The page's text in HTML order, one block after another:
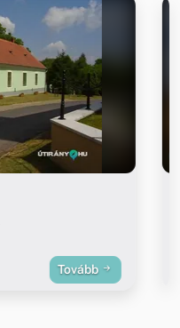
Tovább